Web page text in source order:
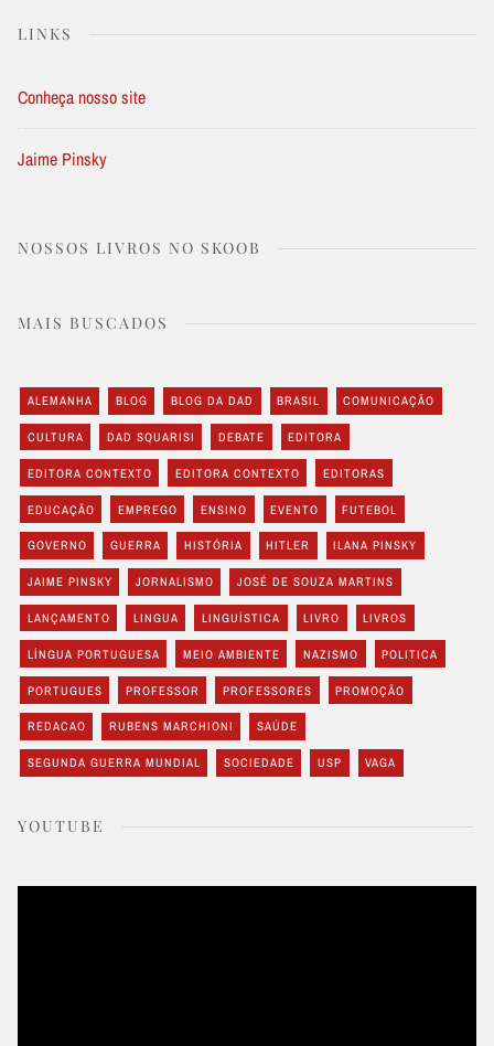
LINKS
Conheça nosso site
Jaime Pinsky
NOSSOS LIVROS NO SKOOB
MAIS BUSCADOS
ALEMANHA BLOG BLOG DA DAD BRASIL COMUNICAÇÃO
CULTURA DAD SQUARISI DEBATE EDITORA
EDITORA CONTEXTO EDITORA CONTEXTO EDITORAS
EDUCAÇÃO EMPREGO ENSINO EVENTO FUTEBOL
GOVERNO GUERRA HISTÓRIA HITLER ILANA PINSKY
JAIME PINSKY JORNALISMO JOSÉ DE SOUZA MARTINS
LANÇAMENTO LINGUA LINGUÍSTICA LIVRO LIVROS
LÍNGUA PORTUGUESA MEIO AMBIENTE NAZISMO POLITICA
PORTUGUES PROFESSOR PROFESSORES PROMOÇÃO
REDACAO RUBENS MARCHIONI SAÚDE
SEGUNDA GUERRA MUNDIAL SOCIEDADE USP VAGA
YOUTUBE